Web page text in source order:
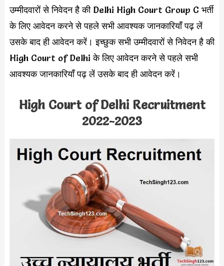
उम्मीदवारों से निवेदन है की Delhi High Court Group C भर्ती
के लिए आवेदन करने से पहले सभी आवश्यक जानकारियाँ पढ़ लें
उसके बाद ही आवेदन करें। इच्छुक सभी उम्मीदवारों से निवेदन है की
High Court of Delhi के लिए आवेदन करने से पहले सभी
आवश्यक जानकारियाँ पढ़ लें उसके बाद ही आवेदन करें।
High Court of Delhi Recruitment
2022-2023